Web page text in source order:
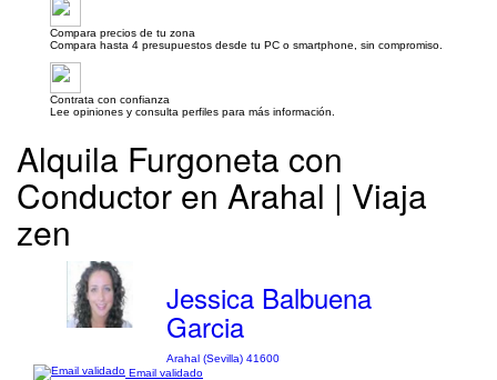
Compara precios de tu zona
Compara hasta 4 presupuestos desde tu PC o smartphone, sin compromiso.
Contrata con confianza
Lee opiniones y consulta perfiles para más información.
Alquila Furgoneta con
Conductor en Arahal | Viaja
zen
Jessica Balbuena
Garcia
Arahal (Sevilla) 41600
Email validado